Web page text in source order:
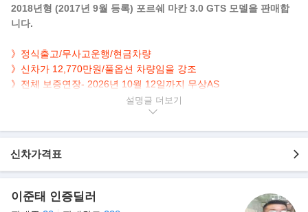
2018년형 (2017년 9월 등록) 포르쉐 마칸 3.0 GTS 모델을 판매합
니다.
》정식출고/무사고운행/현금차량
》신차가 12,770만원/풀옵션 차량임을 강조
》전체 보증연장- 2026년 10월 12일까지 무상AS
》소모품 보증연장- 2028년 10월 22일까지 무상 AS
》Volcano Grey Metallic/동년식 최고의 상태차량임을 강조
- 정식출고
- 현금차량
- 51,000km 실주행
설명글
신차가격표
이준태 인증딜러